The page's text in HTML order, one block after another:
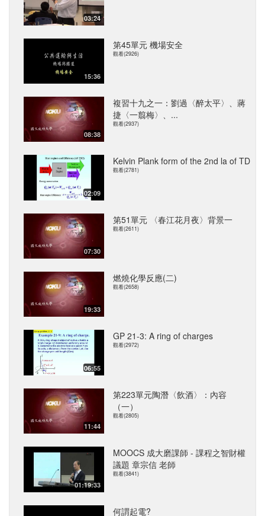
03:24
15:36
第45單元 機場安全
觀看(2926)
08:38
複習十九之一：劉過〈醉太平〉、蔣
捷〈一翦梅〉、...
觀看(2937)
02:09
Kelvin Plank form of the 2nd la of TD
觀看(2781)
07:30
第51單元 〈春江花月夜〉背景一
觀看(2611)
19:33
燃燒化學反應(二)
觀看(2658)
06:55
GP 21-3: A ring of charges
觀看(2972)
11:44
第223單元陶潛〈飲酒〉：內容
（一）
觀看(2805)
01:19:33
MOOCS 成大磨課師 - 課程之智財權
議題 章宗信 老師
觀看(3841)
何謂起電?